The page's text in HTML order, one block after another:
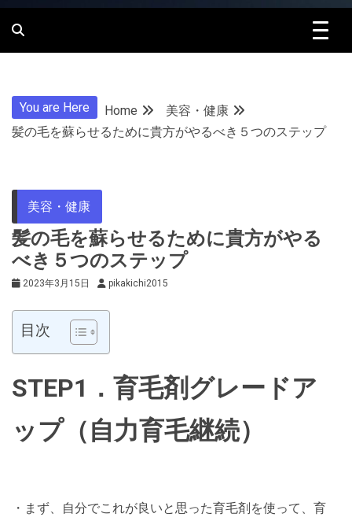
You are Here Home
美容・健康
髪の毛を蘇らせるために貴方がやるべき５つのステップ
美容・健康
髪の毛を蘇らせるために貴方がやる
べき５つのステップ
2023年3月15日 pikakichi2015
目次
STEP1．育毛剤グレードア
ップ（自力育毛継続）
・まず、自分でこれが良いと思った育毛剤を使って、育